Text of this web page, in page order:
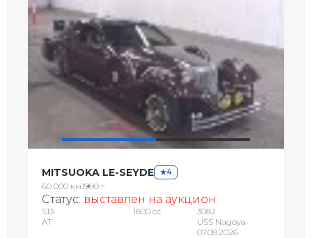
MITSUOKA LE-SEYDE 4
60 000 км1990 г
Статус: выставлен на аукцион
S13
AT
1800 сс
3082
USS Nagoya
07.08.2026